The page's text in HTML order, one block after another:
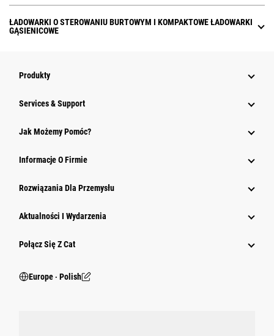
ŁADOWARKI O STEROWANIU BURTOWYM I KOMPAKTOWE ŁADOWARKI
GĄSIENICOWE
Produkty
Services & Support
Jak Możemy Pomóc?
Informacje O Firmie
Rozwiązania Dla Przemysłu
Aktualności I Wydarzenia
Połącz Się Z Cat
Europe ‧ Polish